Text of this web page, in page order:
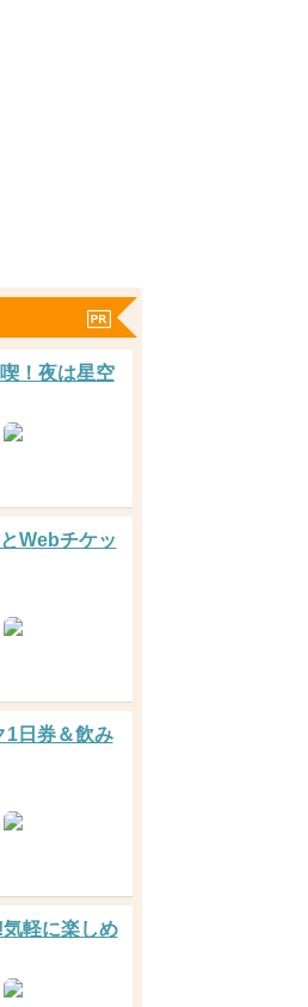
！夜は星空
Webチケッ
1日券＆飲み
軽に楽しめ